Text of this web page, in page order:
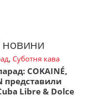
новини
, Суботня кава
COKAINÉ,
представили
Libre & Dolce